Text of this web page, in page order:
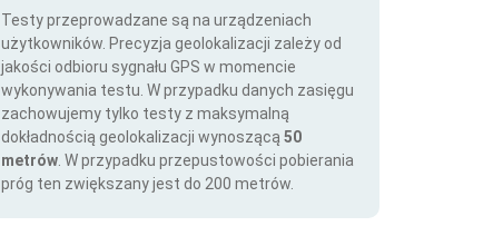
Testy przeprowadzane są na urządzeniach
użytkowników. Precyzja geolokalizacji zależy od
jakości odbioru sygnału GPS w momencie
wykonywania testu. W przypadku danych zasięgu
zachowujemy tylko testy z maksymalną
dokładnością geolokalizacji wynoszącą 50
metrów . W przypadku przepustowości pobierania
próg ten zwiększany jest do 200 metrów.